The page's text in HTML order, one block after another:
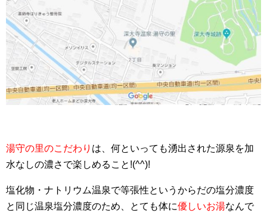
湯守の里のこだわり は、何といっても湧出された源泉を加
水なしの濃さで楽しめること!(^^)!
塩化物・ナトリウム温泉で等張性というからだの塩分濃度
と同じ温泉塩分濃度のため、とても体に優しいお湯なんで